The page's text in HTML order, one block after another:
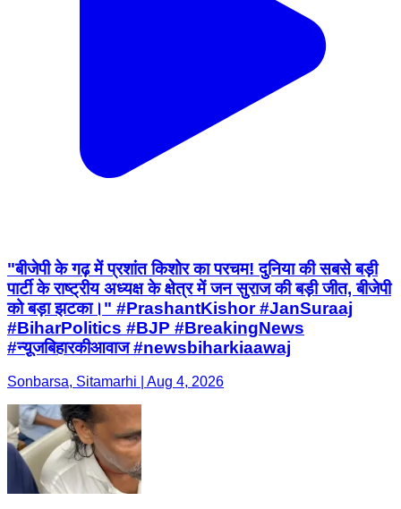
"बीजेपी के गढ़ में प्रशांत किशोर का परचम! दुनिया की सबसे बड़ी
पार्टी के राष्ट्रीय अध्यक्ष के क्षेत्र में जन सुराज की बड़ी जीत, बीजेपी
को बड़ा झटका।" #PrashantKishor #JanSuraaj
#BiharPolitics #BJP #BreakingNews
#न्यू़जबिहारकीआवाज #newsbiharkiaawaj
Sonbarsa, Sitamarhi | Aug 4, 2026